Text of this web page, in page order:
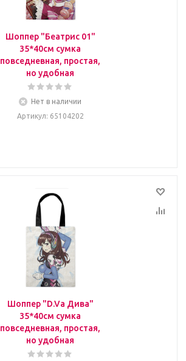
Шоппер "Беатрис 01"
35*40см сумка
повседневная, простая,
но удобная
Нет в наличии
Артикул: 65104202
Шоппер "D.Va Дива"
35*40см сумка
повседневная, простая,
но удобная